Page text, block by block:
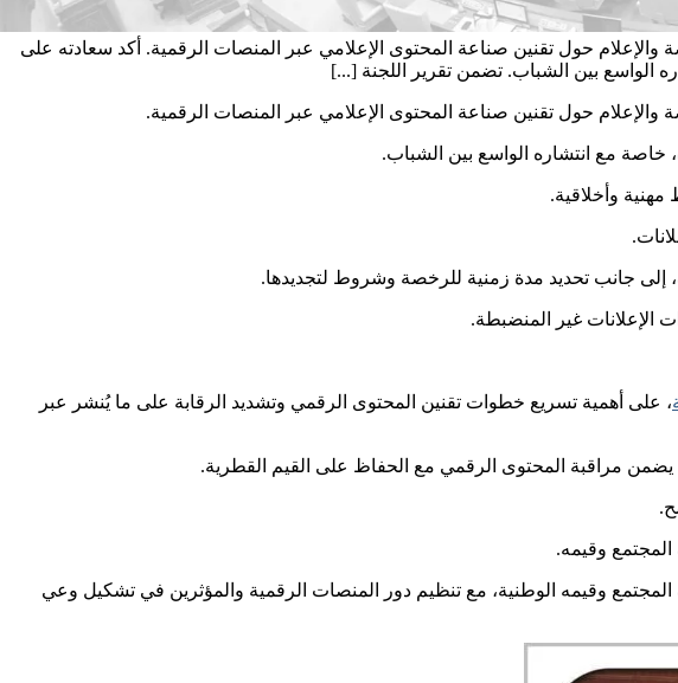
حول تقنين صناعة المحتوى الإعلامي عبر المنصات الرقمية. أكد سعادته على
الواسع بين الشباب. تضمن تقرير اللجنة [...]
والإعلام حول تقنين صناعة المحتوى الإعلامي عبر المنصات الرقمية.
مع انتشاره الواسع بين الشباب.
وأخلاقية.
جانب تحديد مدة زمنية للرخصة وشروط لتجديدها.
الإعلانات غير المنضبطة.
، على أهمية تسريع خطوات تقنين المحتوى الرقمي وتشديد الرقابة على ما يُنشر عبر
يضمن مراقبة المحتوى الرقمي مع الحفاظ على القيم القطرية.
المجتمع وقيمه.
المجتمع وقيمه الوطنية، مع تنظيم دور المنصات الرقمية والمؤثرين في تشكيل وعي